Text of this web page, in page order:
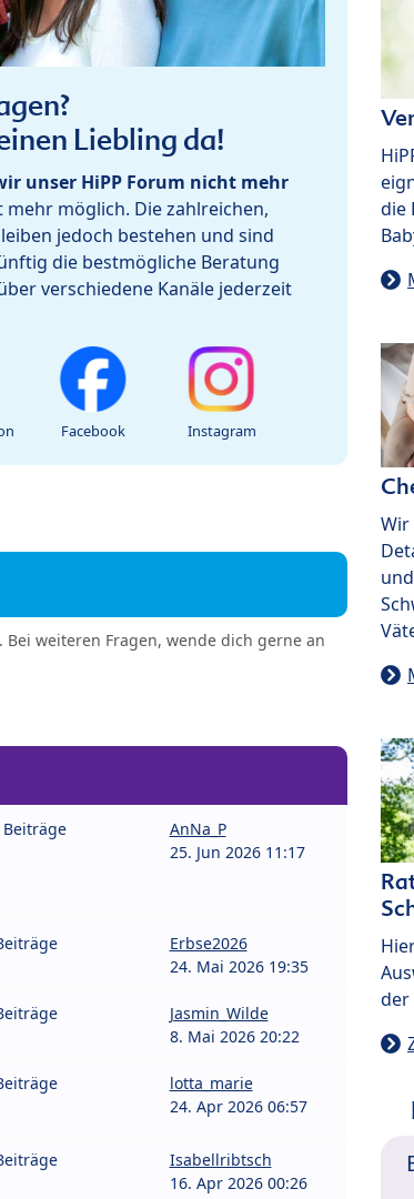
Liebling da!
unser HiPP Forum nicht mehr
möglich. Die zahlreichen,
jedoch bestehen und sind
die bestmögliche Beratung
verschiedene Kanäle jederzeit
Facebook Instagram
weiteren Fragen, wende dich gerne an
Beiträge
AnNa_P
25. Jun 2026 11:17
Erbse2026
24. Mai 2026 19:35
Jasmin_Wilde
8. Mai 2026 20:22
lotta_marie
24. Apr 2026 06:57
Isabellribtsch
16. Apr 2026 00:26
die
Wir
der